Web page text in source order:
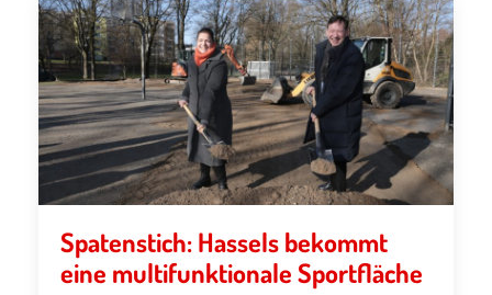
Spatenstich: Hassels bekommt
eine multifunktionale Sportfläche